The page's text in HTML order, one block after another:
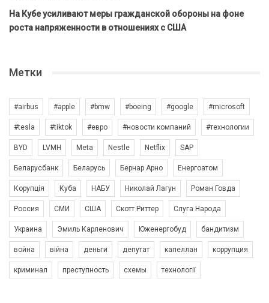
На Кубе усиливают меры гражданской обороны на фоне
роста напряженности в отношениях с США
Метки
#airbus #apple #bmw #boeing #google #microsoft
#tesla #tiktok #евро #новости компаний #технологии
BYD LVMH Meta Nestle Netflix SAP
Беларусбанк Беларусь Бернар Арно Енергоатом
Корупція Куба НАБУ Николай Лагун Роман Говда
Россия СМИ США Скотт Риттер Слуга Народа
Украина Эмиль Карленович Юженергобуд бандитизм
война війна деньги депутат капеллан коррупция
криминал преступность схемы технології